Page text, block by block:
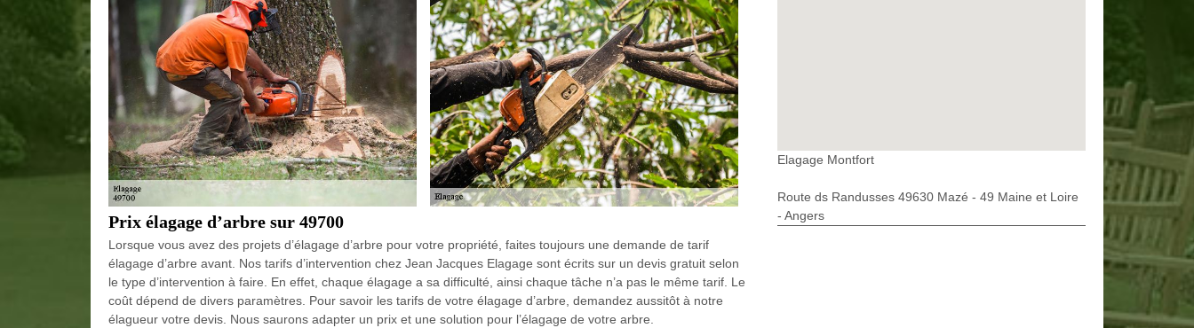
Prix élagage d’arbre sur 49700
Lorsque vous avez des projets d’élagage d’arbre pour votre propriété, faites toujours une demande de tarif
élagage d’arbre avant. Nos tarifs d’intervention chez Jean Jacques Elagage sont écrits sur un devis gratuit selon
le type d’intervention à faire. En effet, chaque élagage a sa difficulté, ainsi chaque tâche n’a pas le même tarif. Le
coût dépend de divers paramètres. Pour savoir les tarifs de votre élagage d’arbre, demandez aussitôt à notre
élagueur votre devis. Nous saurons adapter un prix et une solution pour l’élagage de votre arbre.
Elagage Montfort
Route ds Randusses 49630 Mazé - 49 Maine et Loire
- Angers